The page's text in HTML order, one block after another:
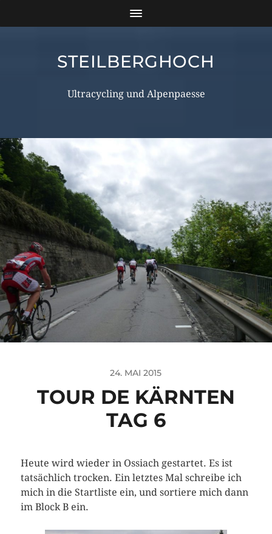
STEILBERGHOCH
Ultracycling und Alpenpaesse
24. MAI 2015
TOUR DE KÄRNTEN
TAG 6
Heute wird wieder in Ossiach gestartet. Es ist
tatsächlich trocken. Ein letztes Mal schreibe ich
mich in die Startliste ein, und sortiere mich dann
im Block B ein.